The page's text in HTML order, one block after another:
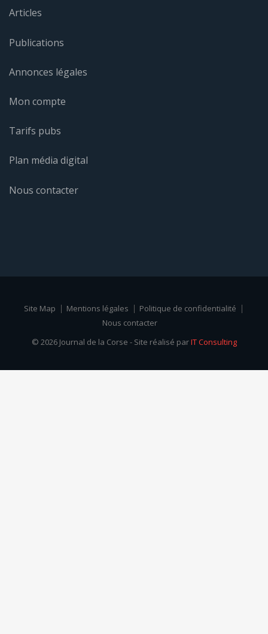
Articles
Publications
Annonces légales
Mon compte
Tarifs pubs
Plan média digital
Nous contacter
Site Map Mentions légales
Politique de confidentialité
Nous contacter
© 2026 Journal de la Corse - Site réalisé parIT Consulting